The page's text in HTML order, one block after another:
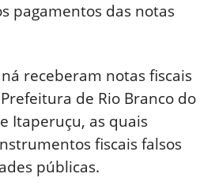
pagamentos das notas
receberam notas fiscais
de Rio Branco do
Itaperuçu, as quais
fiscais falsos
públicas.